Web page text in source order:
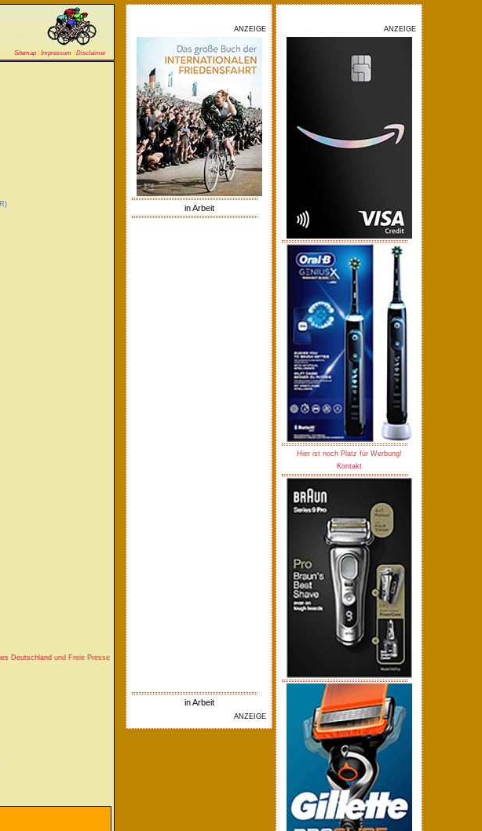
ANZEIGE
in Arbeit
in Arbeit
ANZEIGE
ANZEIGE
Hier ist noch Platz für Werbung!
Kontakt
Sitemap| Impressum Disclaimer
Deutschland und Freie Presse